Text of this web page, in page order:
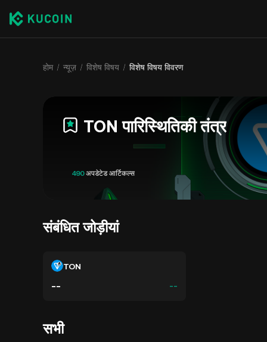
होम न्यूज़ विशेष विषय विशेष विषय विवरण
TON पारिस्थितिकी तंत्र
490अपडेटेड आर्टिकल्स
संबंधित जोड़ीयां
TON
-- --
सभी